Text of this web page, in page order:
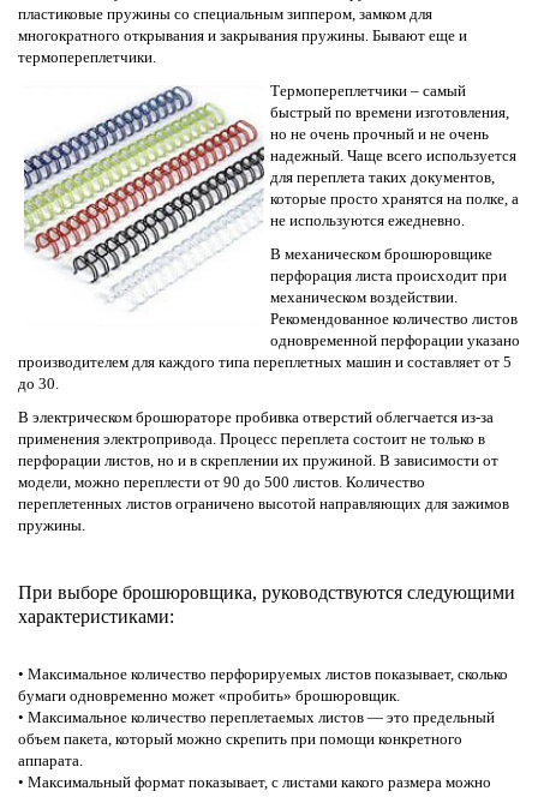
пластиковые пружины со специальным зиппером, замком для
многократного открывания и закрывания пружины. Бывают еще и
термопереплетчики.
Термопереплетчики – самый
быстрый по времени изготовления,
но не очень прочный и не очень
надежный. Чаще всего используется
для переплета таких документов,
которые просто хранятся на полке, а
не используются ежедневно.
В механическом брошюровщике
перфорация листа происходит при
механическом воздействии.
Рекомендованное количество листов
одновременной перфорации указано
производителем для каждого типа переплетных машин и составляет от 5
до 30.
В электрическом брошюраторе пробивка отверстий облегчается из-за
применения электропривода. Процесс переплета состоит не только в
перфорации листов, но и в скреплении их пружиной. В зависимости от
модели, можно переплести от 90 до 500 листов. Количество
переплетенных листов ограничено высотой направляющих для зажимов
пружины.
При выборе брошюровщика, руководствуются следующими
характеристиками:
• Максимальное количество перфорируемых листов показывает, сколько
бумаги одновременно может «пробить» брошюровщик.
• Максимальное количество переплетаемых листов — это предельный
объем пакета, который можно скрепить при помощи конкретного
аппарата.
• Максимальный формат показывает, с листами какого размера можно